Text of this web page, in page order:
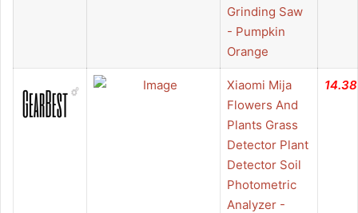
Grinding Saw
- Pumpkin
Orange
Xiaomi Mija
Flowers And
Plants Grass
Detector Plant
Detector Soil
Photometric
Analyzer -
14.38